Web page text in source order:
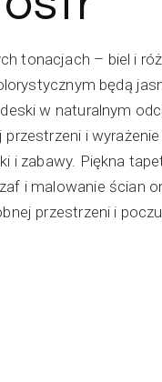
tonacjach – biel i
będą
w naturalnym
i
i zabawy. Piękna
i malowanie ścian
przestrzeni i